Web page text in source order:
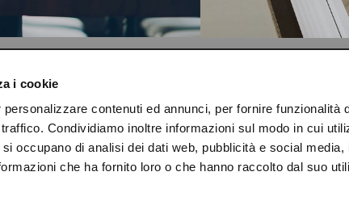
i cookie
contenuti ed annunci, per fornire funzionalità
Condividiamo inoltre informazioni sul modo in cui
occupano di analisi dei dati web, pubblicità e social media,
che ha fornito loro o che hanno raccolto dal suo
AZIENDA
CHI SIAMO
CONTATTI
DOWNLOAD
CERTIFICAZIONI